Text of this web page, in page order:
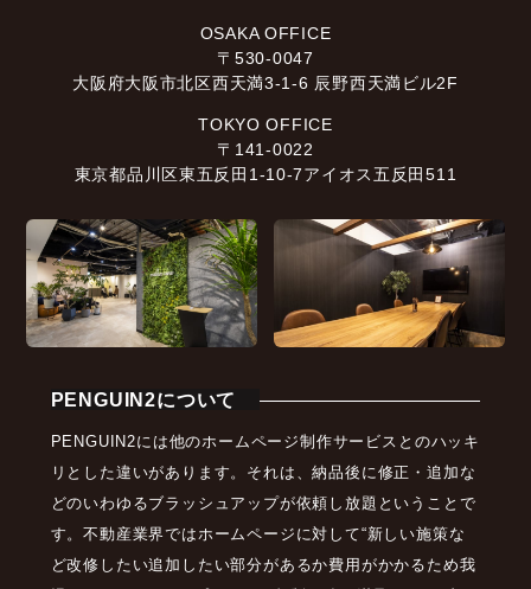
OSAKA OFFICE
〒530-0047
大阪府大阪市北区西天満3-1-6 辰野西天満ビル2F
TOKYO OFFICE
〒141-0022
東京都品川区東五反田1-10-7アイオス五反田511
PENGUIN2について
PENGUIN2には他のホームページ制作サービスとのハッキ
リとした違いがあります。それは、納品後に修正・追加な
どのいわゆるブラッシュアップが依頼し放題ということで
す。不動産業界ではホームページに対して“新しい施策な
ど改修したい追加したい部分があるか費用がかかるため我